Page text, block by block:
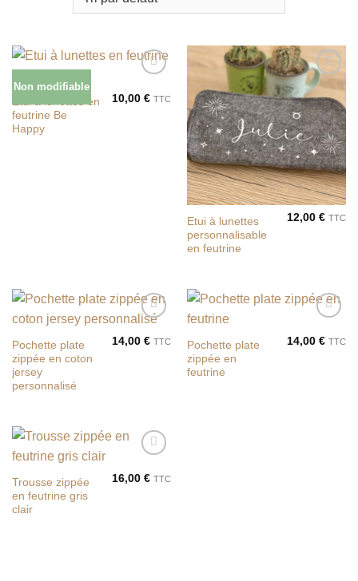
Non modifiable
à la liste
Etui à lunettes en
feutrine Be
Happy
10,00€ TTC
Ajouter
à la liste
de
souhaits
Etui à lunettes
personnalisable
en feutrine
12,00€ TTC
à la liste
Pochette plate
zippée en coton
jersey
personnalisé
14,00€ TTC
à la liste
Pochette plate
zippée en
feutrine
14,00€ TTC
à la liste
Trousse zippée
en feutrine gris
clair
16,00€ TTC